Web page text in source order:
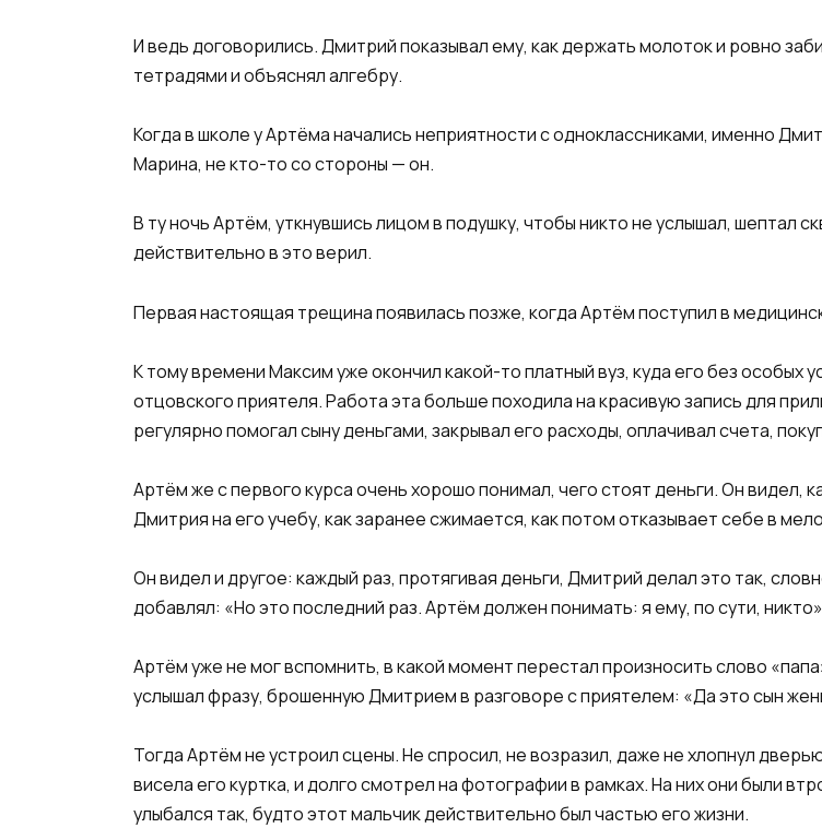
И ведь договорились. Дмитрий показывал ему, как держать молоток и ровно
тетрадями и объяснял алгебру.
Когда в школе у Артёма начались неприятности с одноклассниками, именно
Марина, не кто-то со стороны — он.
В ту ночь Артём, уткнувшись лицом в подушку, чтобы никто не услышал, шептал
действительно в это верил.
Первая настоящая трещина появилась позже, когда Артём поступил в
К тому времени Максим уже окончил какой-то платный вуз, куда его без
отцовского приятеля. Работа эта больше походила на красивую запись для
регулярно помогал сыну деньгами, закрывал его расходы, оплачивал счета,
Артём же с первого курса очень хорошо понимал, чего стоят деньги. Он видел,
Дмитрия на его учебу, как заранее сжимается, как потом отказывает себе в
Он видел и другое: каждый раз, протягивая деньги, Дмитрий делал это так,
добавлял: «Но это последний раз. Артём должен понимать: я ему, по сути,
Артём уже не мог вспомнить, в какой момент перестал произносить слово
услышал фразу, брошенную Дмитрием в разговоре с приятелем: «Да это сын
Тогда Артём не устроил сцены. Не спросил, не возразил, даже не хлопнул
висела его куртка, и долго смотрел на фотографии в рамках. На них они были
улыбался так, будто этот мальчик действительно был частью его жизни.